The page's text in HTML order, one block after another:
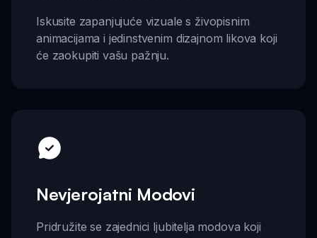
Iskusite zapanjujuće vizuale s živopisnim
animacijama i jedinstvenim dizajnom likova koji
će zaokupiti vašu pažnju.
Nevjerojatni Modovi
Pridružite se zajednici ljubitelja modova koji